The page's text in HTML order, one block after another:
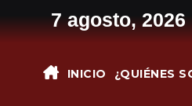
al
7 agosto, 2026
INICIO ¿QUIÉNES